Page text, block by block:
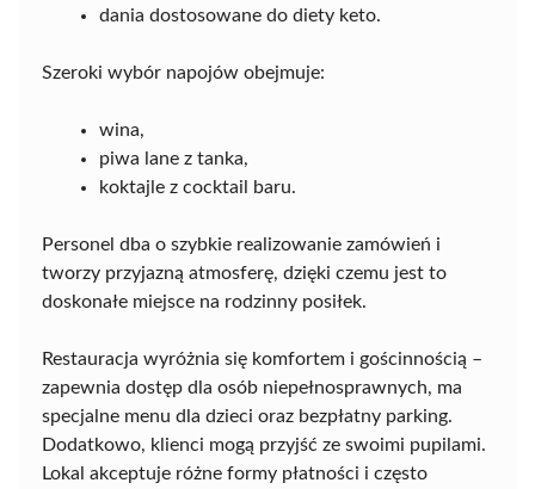
dania dostosowane do diety keto.
Szeroki wybór napojów obejmuje:
wina,
piwa lane z tanka,
koktajle z cocktail baru.
Personel dba o szybkie realizowanie zamówień i
tworzy przyjazną atmosferę, dzięki czemu jest to
doskonałe miejsce na rodzinny posiłek.
Restauracja wyróżnia się komfortem i gościnnością –
zapewnia dostęp dla osób niepełnosprawnych, ma
specjalne menu dla dzieci oraz bezpłatny parking.
Dodatkowo, klienci mogą przyjść ze swoimi pupilami.
Lokal akceptuje różne formy płatności i często